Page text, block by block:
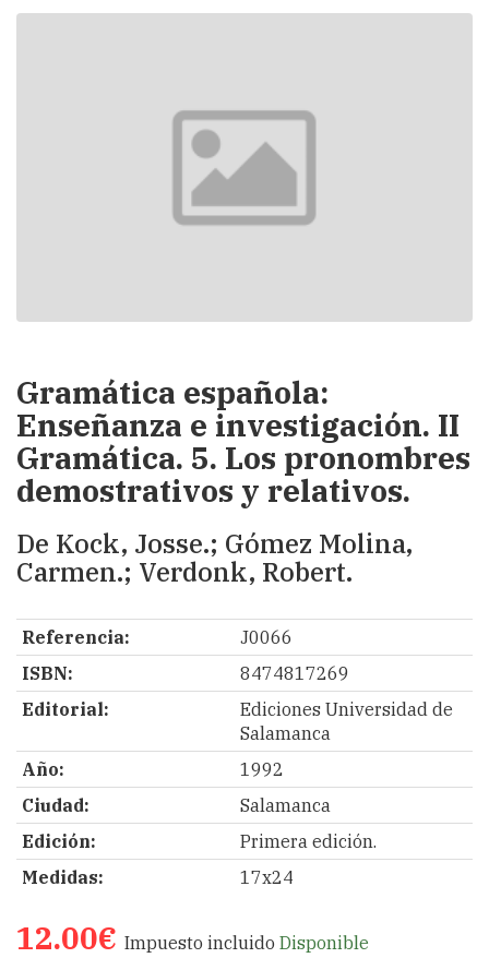
Gramática española:
Enseñanza e investigación. II
Gramática. 5. Los pronombres
demostrativos y relativos.
De Kock, Josse.; Gómez Molina,
Carmen.; Verdonk, Robert.
Referencia:
J0066
ISBN:
8474817269
Editorial:
Ediciones Universidad de
Salamanca
Año:
1992
Ciudad:
Salamanca
Edición:
Primera edición.
Medidas:
17x24
12.00€ Impuesto incluido Disponible